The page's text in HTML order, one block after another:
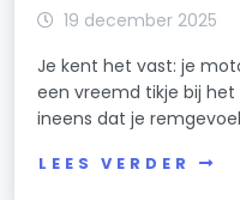
19 december 2025
Je kent het vast: je
een vreemd tikje bij
ineens dat je
LEES VERDER